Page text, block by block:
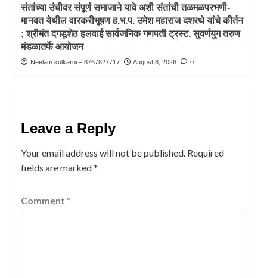
संतांच्या उंचीवर संपूर्ण समाजाने यावे अशी संतांची तळमळपरभणी-
मानवत येथील वारकरीभूषण ह.भ.प. उमेश महाराज दशरथे यांचे कीर्तन
; श्रीमंत दगडूशेठ हलवाई सार्वजनिक गणपती ट्रस्ट, सुवर्णयुग तरुण
मंडळातर्फे आयोजन
Neelam kulkarni – 8767827717 August 8, 2026 0
Leave a Reply
Your email address will not be published. Required
fields are marked*
Comment *